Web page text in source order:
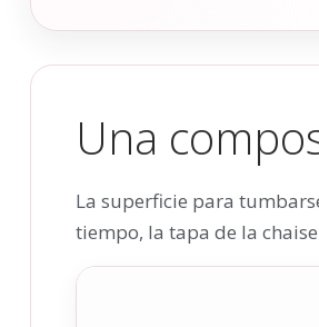
Una
La superficie para
tiempo, la tapa de la